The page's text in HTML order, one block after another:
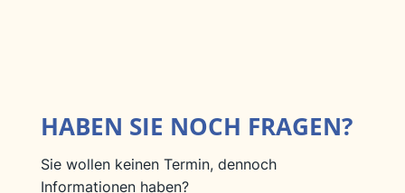
HABEN SIE NOCH FRAGEN?
Sie wollen keinen Termin, dennoch
Informationen haben?